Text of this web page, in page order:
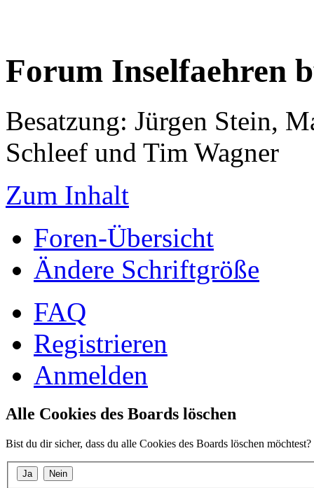
Forum Inselfaehren
Besatzung: Jürgen Stein,
Schleef und Tim Wagner
Zum Inhalt
Foren-Übersicht
Ändere Schriftgröße
FAQ
Registrieren
Anmelden
Alle Cookies des Boards löschen
Bist du dir sicher, dass du alle Cookies des Boards löschen möchtest?